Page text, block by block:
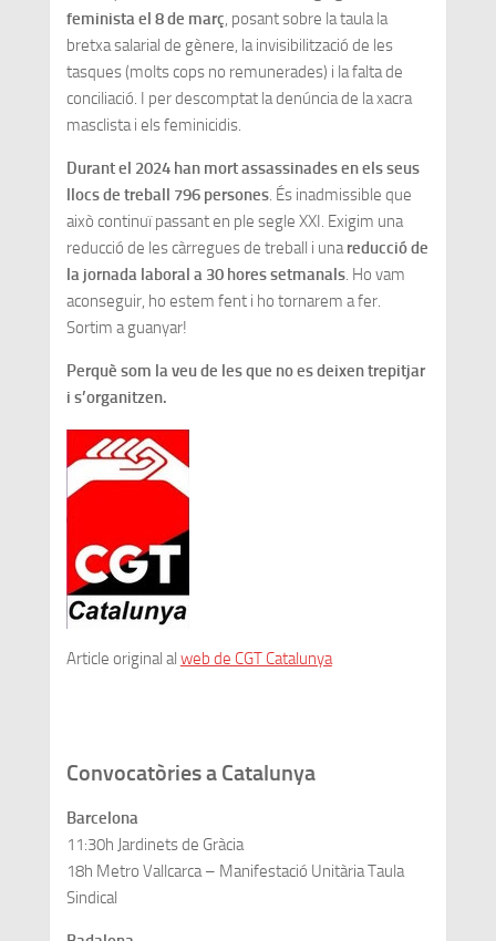
feminista el 8 de març, posant sobre la taula la
bretxa salarial de gènere, la invisibilització de les
tasques (molts cops no remunerades) i la falta de
conciliació. I per descomptat la denúncia de la xacra
masclista i els feminicidis.
Durant el 2024 han mort assassinades en els seus
llocs de treball 796 persones. És inadmissible que
això continuï passant en ple segle XXI. Exigim una
reducció de les càrregues de treball i unareducció de
la jornada laboral a 30 hores setmanals. Ho vam
aconseguir, ho estem fent i ho tornarem a fer.
Sortim a guanyar!
Perquè som la veu de les que no es deixen trepitjar
i s’organitzen.
Article original al web de CGT Catalunya
Convocatòries a Catalunya
Barcelona
11:30h Jardinets de Gràcia
18h Metro Vallcarca – Manifestació Unitària Taula
Sindical